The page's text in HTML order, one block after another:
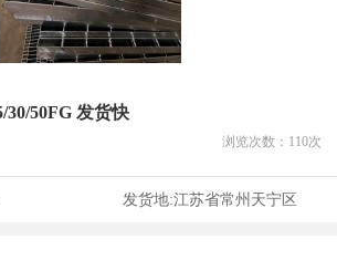
30/50FG 发货快
浏览次数： 110次
发货地:江苏省常州天宁区